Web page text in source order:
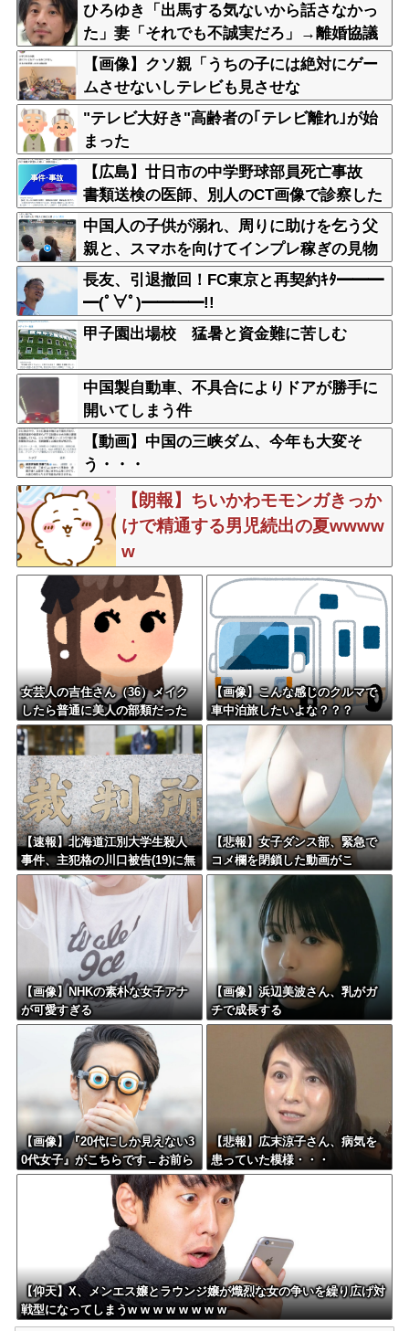
ひろゆき「出馬する気ないから話さなかっ
た」妻「それでも不誠実だろ」→離婚協議
へｗｗｗｗｗ
【画像】クソ親「うちの子には絶対にゲー
ムさせないしテレビも見させな
い！！！！！」
"テレビ大好き"高齢者の｢テレビ離れ｣が始
まった
【広島】廿日市の中学野球部員死亡事故
書類送検の医師、別人のCT画像で診察した
疑い 頭部出血に気づかなかった可能性
中国人の子供が溺れ、周りに助けを乞う父
親と、スマホを向けてインプレ稼ぎの見物
人
長友、引退撤回！FC東京と再契約ｷﾀ━━━
━(ﾟ∀ﾟ)━━━━!!
甲子園出場校 猛暑と資金難に苦しむ
中国製自動車、不具合によりドアが勝手に
開いてしまう件
【動画】中国の三峡ダム、今年も大変そ
う・・・
【朗報】ちいかわモモンガきっか
けで精通する男児続出の夏wwww
w
女芸人の吉住さん（36）メイク
したら普通に美人の部類だった
と判明ｗｗｗｗｗｗｗｗｗ
【画像】こんな感じのクルマで
車中泊旅したいよな？？？
【速報】北海道江別大学生殺人
事件、主犯格の川口被告(19)に無
期懲役の判決←これ、妥当だと
思う？？？？？？
【悲報】女子ダンス部、緊急で
コメ欄を閉鎖した動画がこ
れ・・・・・
【画像】NHKの素朴な女子アナ
が可愛すぎる
【画像】浜辺美波さん、乳がガ
チで成長する
【画像】『20代にしか見えない3
0代女子』がこちらです←お前ら
から見てどう？？？？？？？
【悲報】広末涼子さん、病気を
患っていた模様・・・
【仰天】X、メンエス嬢とラウンジ嬢が熾烈な女の争いを繰り広げ対
戦型になってしまうw w w w w w w w